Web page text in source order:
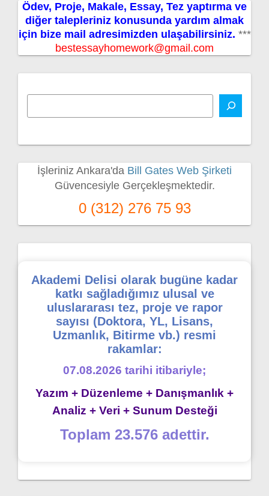
Ödev, Proje, Makale, Essay, Tez yaptırma ve
diğer talepleriniz konusunda yardım almak
için bize mail adresimizden ulaşabilirsiniz. ***
bestessayhomework@gmail.com
İşleriniz Ankara'da Bill Gates Web Şirketi
Güvencesiyle Gerçekleşmektedir.
0 (312) 276 75 93
Akademi Delisi olarak bugüne kadar
katkı sağladığımız ulusal ve
uluslararası tez, proje ve rapor
sayısı (Doktora, YL, Lisans,
Uzmanlık, Bitirme vb.) resmi
rakamlar:
07.08.2026 tarihi itibariyle;
Yazım + Düzenleme + Danışmanlık +
Analiz + Veri + Sunum Desteği
Toplam 23.576 adettir.